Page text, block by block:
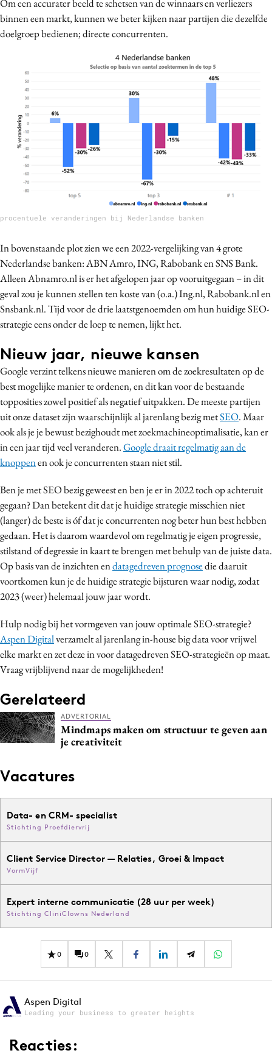
Om een accurater beeld te schetsen van de winnaars en verliezers
binnen een markt, kunnen we beter kijken naar partijen die dezelfde
doelgroep bedienen; directe concurrenten.
procentuele veranderingen bij Nederlandse banken
In bovenstaande plot zien we een 2022-vergelijking van 4 grote
Nederlandse banken: ABN Amro, ING, Rabobank en SNS Bank.
Alleen Abnamro.nl is er het afgelopen jaar op vooruitgegaan – in dit
geval zou je kunnen stellen ten koste van (o.a.) Ing.nl, Rabobank.nl en
Snsbank.nl. Tijd voor de drie laatstgenoemden om hun huidige SEO-
strategie eens onder de loep te nemen, lijkt het.
Nieuw jaar, nieuwe kansen
Google verzint telkens nieuwe manieren om de zoekresultaten op de
best mogelijke manier te ordenen, en dit kan voor de bestaande
topposities zowel positief als negatief uitpakken. De meeste partijen
uit onze dataset zijn waarschijnlijk al jarenlang bezig metSEO. Maar
ook als je je bewust bezighoudt met zoekmachineoptimalisatie, kan er
in een jaar tijd veel veranderen.Google draait regelmatig aan de
knoppenen ook je concurrenten staan niet stil.
Ben je met SEO bezig geweest en ben je er in 2022 toch op achteruit
gegaan? Dan betekent dit dat je huidige strategie misschien niet
(langer) de beste is óf dat je concurrenten nog beter hun best hebben
gedaan. Het is daarom waardevol om regelmatig je eigen progressie,
stilstand of degressie in kaart te brengen met behulp van de juiste data.
Op basis van de inzichten endatagedreven prognosedie daaruit
voortkomen kun je de huidige strategie bijsturen waar nodig, zodat
2023 (weer) helemaal jouw jaar wordt.
Hulp nodig bij het vormgeven van jouw optimale SEO-strategie?
Aspen Digitalverzamelt al jarenlang in-house big data voor vrijwel
elke markt en zet deze in voor datagedreven SEO-strategieën op maat.
Vraag vrijblijvend naar de mogelijkheden!
Gerelateerd
ADVERTORIAL
Mindmaps maken om structuur te geven aan
je creativiteit
Vacatures
Data- en CRM- specialist
Stichting Proefdiervrij
Client Service Director — Relaties, Groei & Impact
VormVijf
Expert interne communicatie (28 uur per week)
Stichting CliniClowns Nederland
0 0
Aspen Digital
Leading your business to greater heights
Reacties: